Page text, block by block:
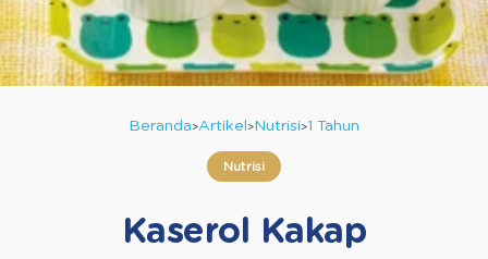
Beranda Artikel Nutrisi 1 Tahun
Nutrisi
Kaserol Kakap